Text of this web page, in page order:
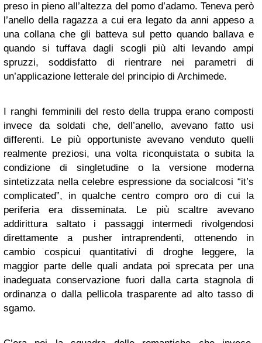
preso in pieno all’altezza del pomo d’adamo. Teneva però
l’anello della ragazza a cui era legato da anni appeso a
una collana che gli batteva sul petto quando ballava e
quando si tuffava dagli scogli più alti levando ampi
spruzzi, soddisfatto di rientrare nei parametri di
un’applicazione letterale del principio di Archimede.
I ranghi femminili del resto della truppa erano composti
invece da soldati che, dell’anello, avevano fatto usi
differenti. Le più opportuniste avevano venduto quelli
realmente preziosi, una volta riconquistata o subita la
condizione di singletudine o la versione moderna
sintetizzata nella celebre espressione da socialcosi “it’s
complicated”, in qualche centro compro oro di cui la
periferia era disseminata. Le più scaltre avevano
addirittura saltato i passaggi intermedi rivolgendosi
direttamente a pusher intraprendenti, ottenendo in
cambio cospicui quantitativi di droghe leggere, la
maggior parte delle quali andata poi sprecata per una
inadeguata conservazione fuori dalla carta stagnola di
ordinanza o dalla pellicola trasparente ad alto tasso di
sgamo.